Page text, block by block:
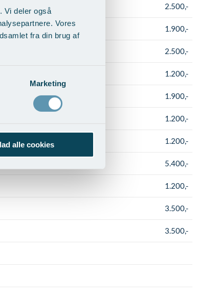
Vi deler også
Vores
fra din brug af
Marketing
alle cookies
2.500,-
1.900,-
2.500,-
1.200,-
1.900,-
1.200,-
1.200,-
5.400,-
1.200,-
3.500,-
3.500,-